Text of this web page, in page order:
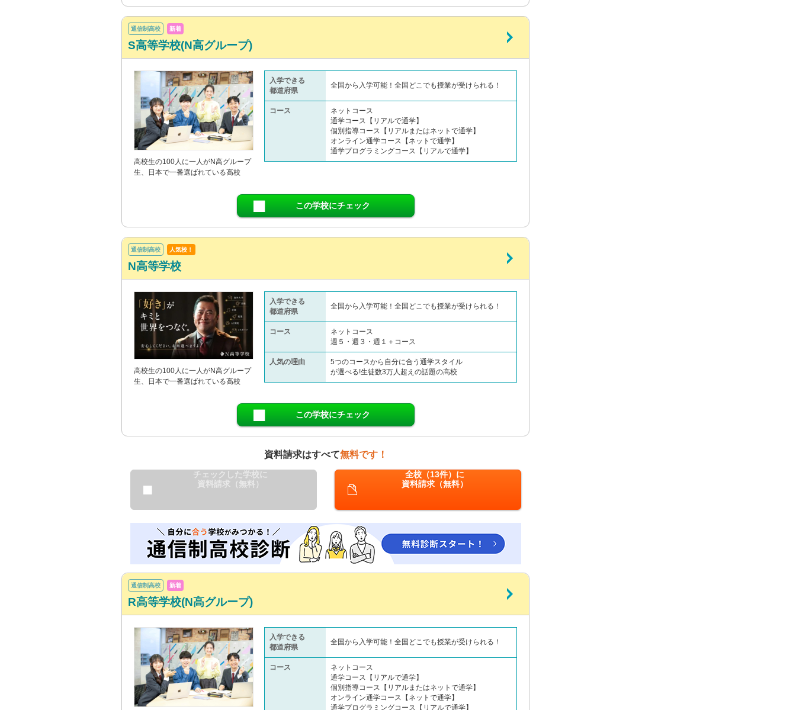
通信制高校 新着
S高等学校(N高グループ)
高校生の100人に一人がN高グループ
生、日本で一番選ばれている高校
入学できる
都道府県
全国から入学可能！全国どこでも授業が受けられる！
コース
ネットコース
通学コース【リアルで通学】
個別指導コース【リアルまたはネットで通学】
オンライン通学コース【ネットで通学】
通学プログラミングコース【リアルで通学】
この学校にチェック
通信制高校 人気校！
N高等学校
高校生の100人に一人がN高グループ
生、日本で一番選ばれている高校
入学できる
都道府県
全国から入学可能！全国どこでも授業が受けられる！
コース
ネットコース
週５・週３・週１＋コース
人気の理由
5つのコースから自分に合う通学スタイル
が選べる!生徒数3万人超えの話題の高校
この学校にチェック
資料請求はすべて無料です！
チェックした学校に
資料請求（無料）
全校（13件）に
資料請求（無料）
通信制高校 新着
R高等学校(N高グループ)
入学できる
都道府県
全国から入学可能！全国どこでも授業が受けられる！
コース
ネットコース
通学コース【リアルで通学】
個別指導コース【リアルまたはネットで通学】
オンライン通学コース【ネットで通学】
通学プログラミングコース【リアルで通学】